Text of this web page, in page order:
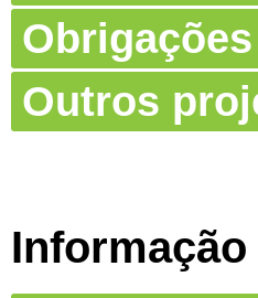
Obrigações
Outros